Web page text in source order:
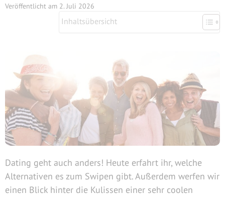
Veröffentlicht am 2. Juli 2026
Inhaltsübersicht
Dating geht auch anders! Heute erfahrt ihr, welche
Alternativen es zum Swipen gibt. Außerdem werfen wir
einen Blick hinter die Kulissen einer sehr coolen